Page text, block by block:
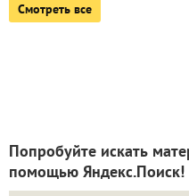
Смотреть все
Попробуйте искать
помощью Яндекс.Поиск!